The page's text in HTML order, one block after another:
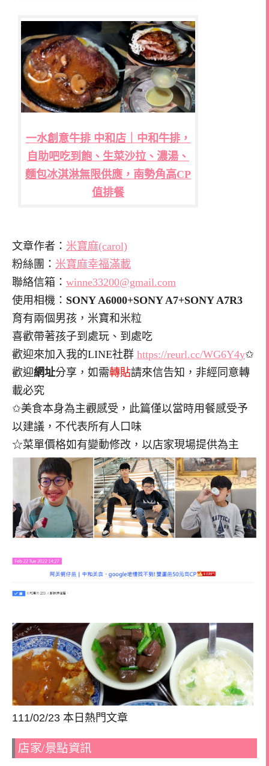
一水創意牛排 中和店｜中和牛排，
自助吧吃到飽、生菜沙拉、濃湯、
麵包冰淇淋無限供應，南勢角高CP
值排餐
文章作者： 米寶麻(carol)
粉絲團： 米寶麻幸福滿載
聯絡信箱： winne33200@gmail.com
使用相機： SONY A6000+SONY A7+SONY A7R3
育有兩個男孩，米寶和米粒
喜歡帶著孩子到處玩、到處吃
歡迎來加入我的LINE社群 https://reurl.cc/WG6Y4y✩
歡迎網址分享，如需轉貼請來信告知，非經同意轉
載必究
✩美食本身為主觀感受，此篇僅以當時用餐感受予
以建議，不代表所有人口味
☆菜單價格如有變動修改，以店家現場提供為主
111/02/23 本日熱門文章
店家/景點資訊